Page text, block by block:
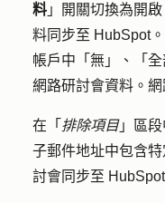
料 」 開關切換為開啟
料同步至 HubSpot
帳戶中「無」、「
網路研討會資料。
在「 排除項目」區
子郵件地址中包含
討會同步至 HubSpot